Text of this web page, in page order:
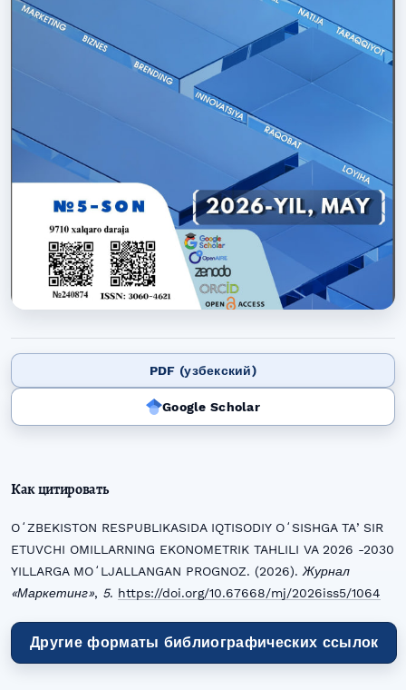
PDF (узбекский)
Google Scholar
Как цитировать
OʻZBEKISTON RESPUBLIKASIDA IQTISODIY OʻSISHGA TAʼSIR
ETUVCHI OMILLARNING EKONOMETRIK TAHLILI VA 2026 -2030
YILLARGA MOʻLJALLANGAN PROGNOZ. (2026). Журнал
«Маркетинг», 5. https://doi.org/10.67668/mj/2026iss5/1064
Другие форматы библиографических ссылок